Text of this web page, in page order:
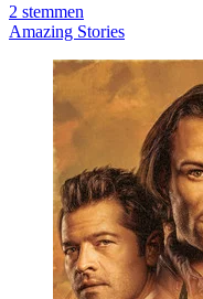
2 stemmen
Amazing Stories